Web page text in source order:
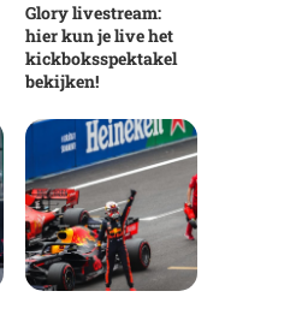
Glory livestream:
hier kun je live het
kickboksspektakel
bekijken!